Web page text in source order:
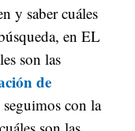
y saber cuáles
en EL
son las
de
con la